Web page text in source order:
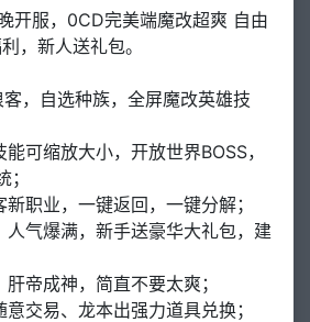
开服，0CD完美端魔改超爽 自由
，新人送礼包。
，自选种族，全屏魔改英雄技
可缩放大小，开放世界BOSS，
职业，一键返回，一键分解；
人气爆满，新手送豪华大礼包，建
帝成神，简直不要太爽；
交易、龙本出强力道具兑换；